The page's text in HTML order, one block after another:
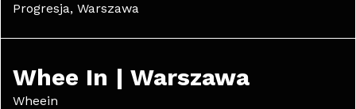
Progresja, Warszawa
Whee In | Warszawa
Wheein